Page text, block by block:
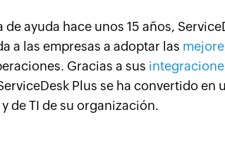
ayuda hace unos 15 años,
a las empresas a adoptar las
Gracias a sus
Plus se ha convertido
de TI de su organización.